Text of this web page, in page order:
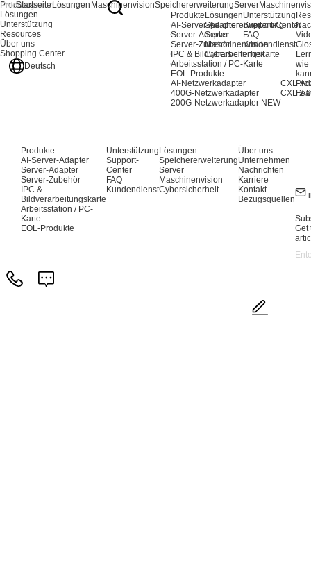
Produkte
AI-Server-Adapter
Server-Adapter
Server-Zubehör
IPC & Bildverarbeitungskarte
Arbeitsstation / PC-Karte
EOL-Produkte
AI-Netzwerkadapter
400G-Netzwerkadapter
200G-Netzwerkadapter NEW
CXL-
CXL 2.0
Lösungen
Speichererweiterung
Server
Maschinenvision
Cybersicherheit
Unterstützung
Support-Center
FAQ
Kundendienst
wie
Produkte
Lösungen
Unterstützung
Resources
Über uns
Shopping Center
Deutsch
StartseiteLösungen MaschinenvisionSpeichererweiterungServer
Produkte
AI-Server-Adapter
Server-Adapter
Server-Zubehör
IPC &
Bildverarbeitungskarte
Arbeitsstation / PC-
Karte
EOL-Produkte
Unterstützung
Support-
Center
FAQ
Kundendienst
Lösungen
Speichererweiterung
Server
Maschinenvision
Cybersicherheit
Über uns
Unternehmen
Nachrichten
Karriere
Kontakt
Bezugsquellen
Get